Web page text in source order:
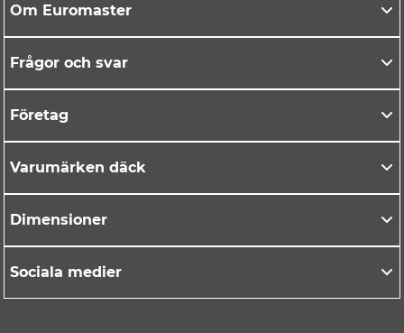
Om Euromaster
Frågor och svar
Företag
Varumärken däck
Dimensioner
Sociala medier